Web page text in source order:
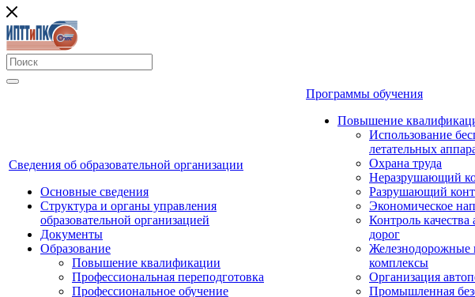
Сведения об образовательной организации
Основные сведения
Структура и органы управления
образовательной организацией
Документы
Образование
Повышение квалификации
Профессиональная переподготовка
Профессиональное обучение
Программы обучения
Повышение
Использование
летательных
Охрана труда
Неразрушающий
Разрушающий
Экономическое
Контроль
дорог
Железнодорожные
комплексы
Организация
Промышленная